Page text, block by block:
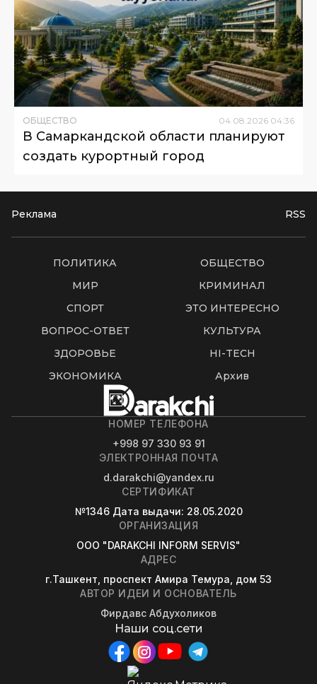
ОБЩЕСТВО 04.08.2026 04:36
В Самаркандской области планируют
создать курортный город
Реклама RSS
ПОЛИТИКА
ОБЩЕСТВО
МИР
КРИМИНАЛ
СПОРТ
ЭТО ИНТЕРЕСНО
ВОПРОС-ОТВЕТ
КУЛЬТУРА
ЗДОРОВЬЕ
HI-TECH
ЭКОНОМИКА
Архив
НОМЕР ТЕЛЕФОНА
+998 97 330 93 91
ЭЛЕКТРОННАЯ ПОЧТА
d.darakchi@yandex.ru
СЕРТИФИКАТ
№1346 Дата выдачи: 28.05.2020
ОРГАНИЗАЦИЯ
OOO "DARAKCHI INFORM SERVIS"
АДРЕС
г.Ташкент, проспект Амира Темура, дом 53
АВТОР ИДЕИ И ОСНОВАТЕЛЬ
Фирдавс Абдухоликов
Наши соц.сети